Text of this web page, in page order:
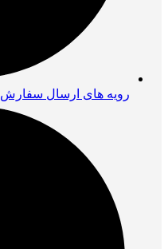
رویه های ارسال سفارش